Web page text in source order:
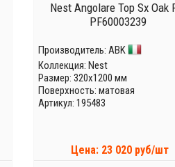
Nest Angolare Top Sx Oak
PF60003239
Производитель: ABK
Коллекция: Nest
Размер: 320x1200 мм
Поверхность: матовая
Артикул: 195483
Цена: 23 020 руб/шт